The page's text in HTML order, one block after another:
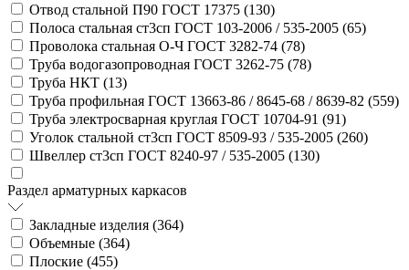
Отвод стальной П90 ГОСТ 17375 (130)
Полоса стальная ст3сп ГОСТ 103-2006 / 535-2005 (65)
Проволока стальная О-Ч ГОСТ 3282-74 (78)
Труба водогазопроводная ГОСТ 3262-75 (78)
Труба НКТ (13)
Труба профильная ГОСТ 13663-86 / 8645-68 / 8639-82 (559)
Труба электросварная круглая ГОСТ 10704-91 (91)
Уголок стальной ст3сп ГОСТ 8509-93 / 535-2005 (260)
Швеллер ст3сп ГОСТ 8240-97 / 535-2005 (130)
Раздел арматурных каркасов
Закладные изделия (364)
Объемные (364)
Плоские (455)